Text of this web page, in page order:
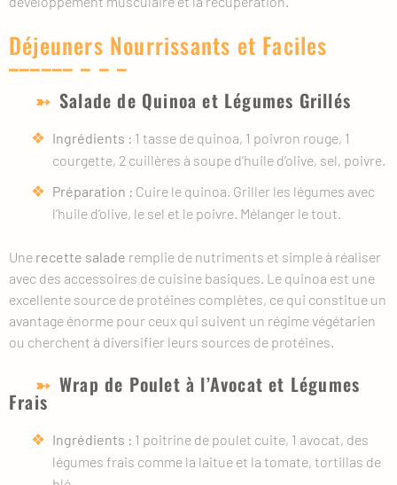
Déjeuners Nourrissants et Faciles
Salade de Quinoa et Légumes Grillés
Ingrédients : 1 tasse de quinoa, 1 poivron rouge, 1
courgette, 2 cuillères à soupe d’huile d’olive, sel, poivre.
Préparation : Cuire le quinoa. Griller les légumes avec
l’huile d’olive, le sel et le poivre. Mélanger le tout.
Une recette salade remplie de nutriments et simple à réaliser
avec des accessoires de cuisine basiques. Le quinoa est une
excellente source de protéines complètes, ce qui constitue un
avantage énorme pour ceux qui suivent un régime végétarien
ou cherchent à diversifier leurs sources de protéines.
Wrap de Poulet à l’Avocat et Légumes
Frais
Ingrédients : 1 poitrine de poulet cuite, 1 avocat, des
légumes frais comme la laitue et la tomate, tortillas de